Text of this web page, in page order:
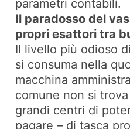
parametri contabili.
Il paradosso del
propri esattori tra
Il livello più odioso
si consuma nella
macchina
comune non si
grandi centri di
pagare – di tasca